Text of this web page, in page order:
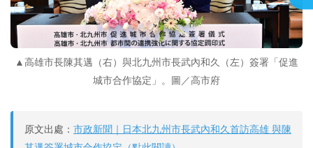
▲高雄市長陳其邁（右）與北九州市長武內和久（左）簽署「促進
城市合作協定」。圖／高市府
原文出處： 市政新聞｜日本北九州市長武內和久首訪高雄 與陳